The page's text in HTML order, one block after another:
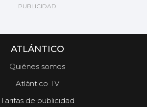
ATLÁNTICO
Quiénes somos
Atlántico TV
Tarifas de publicidad